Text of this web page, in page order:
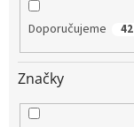
Doporučujeme 42
Značky